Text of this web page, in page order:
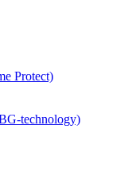
Protect)
technology)